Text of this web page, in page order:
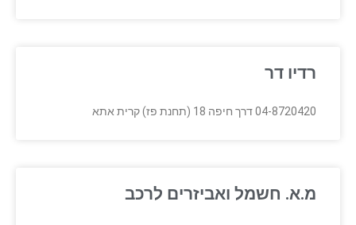
רדיו דר
04-8720420 דרך חיפה 18 (תחנת פז) קרית אתא
מ.א. חשמל ואביזרים לרכב